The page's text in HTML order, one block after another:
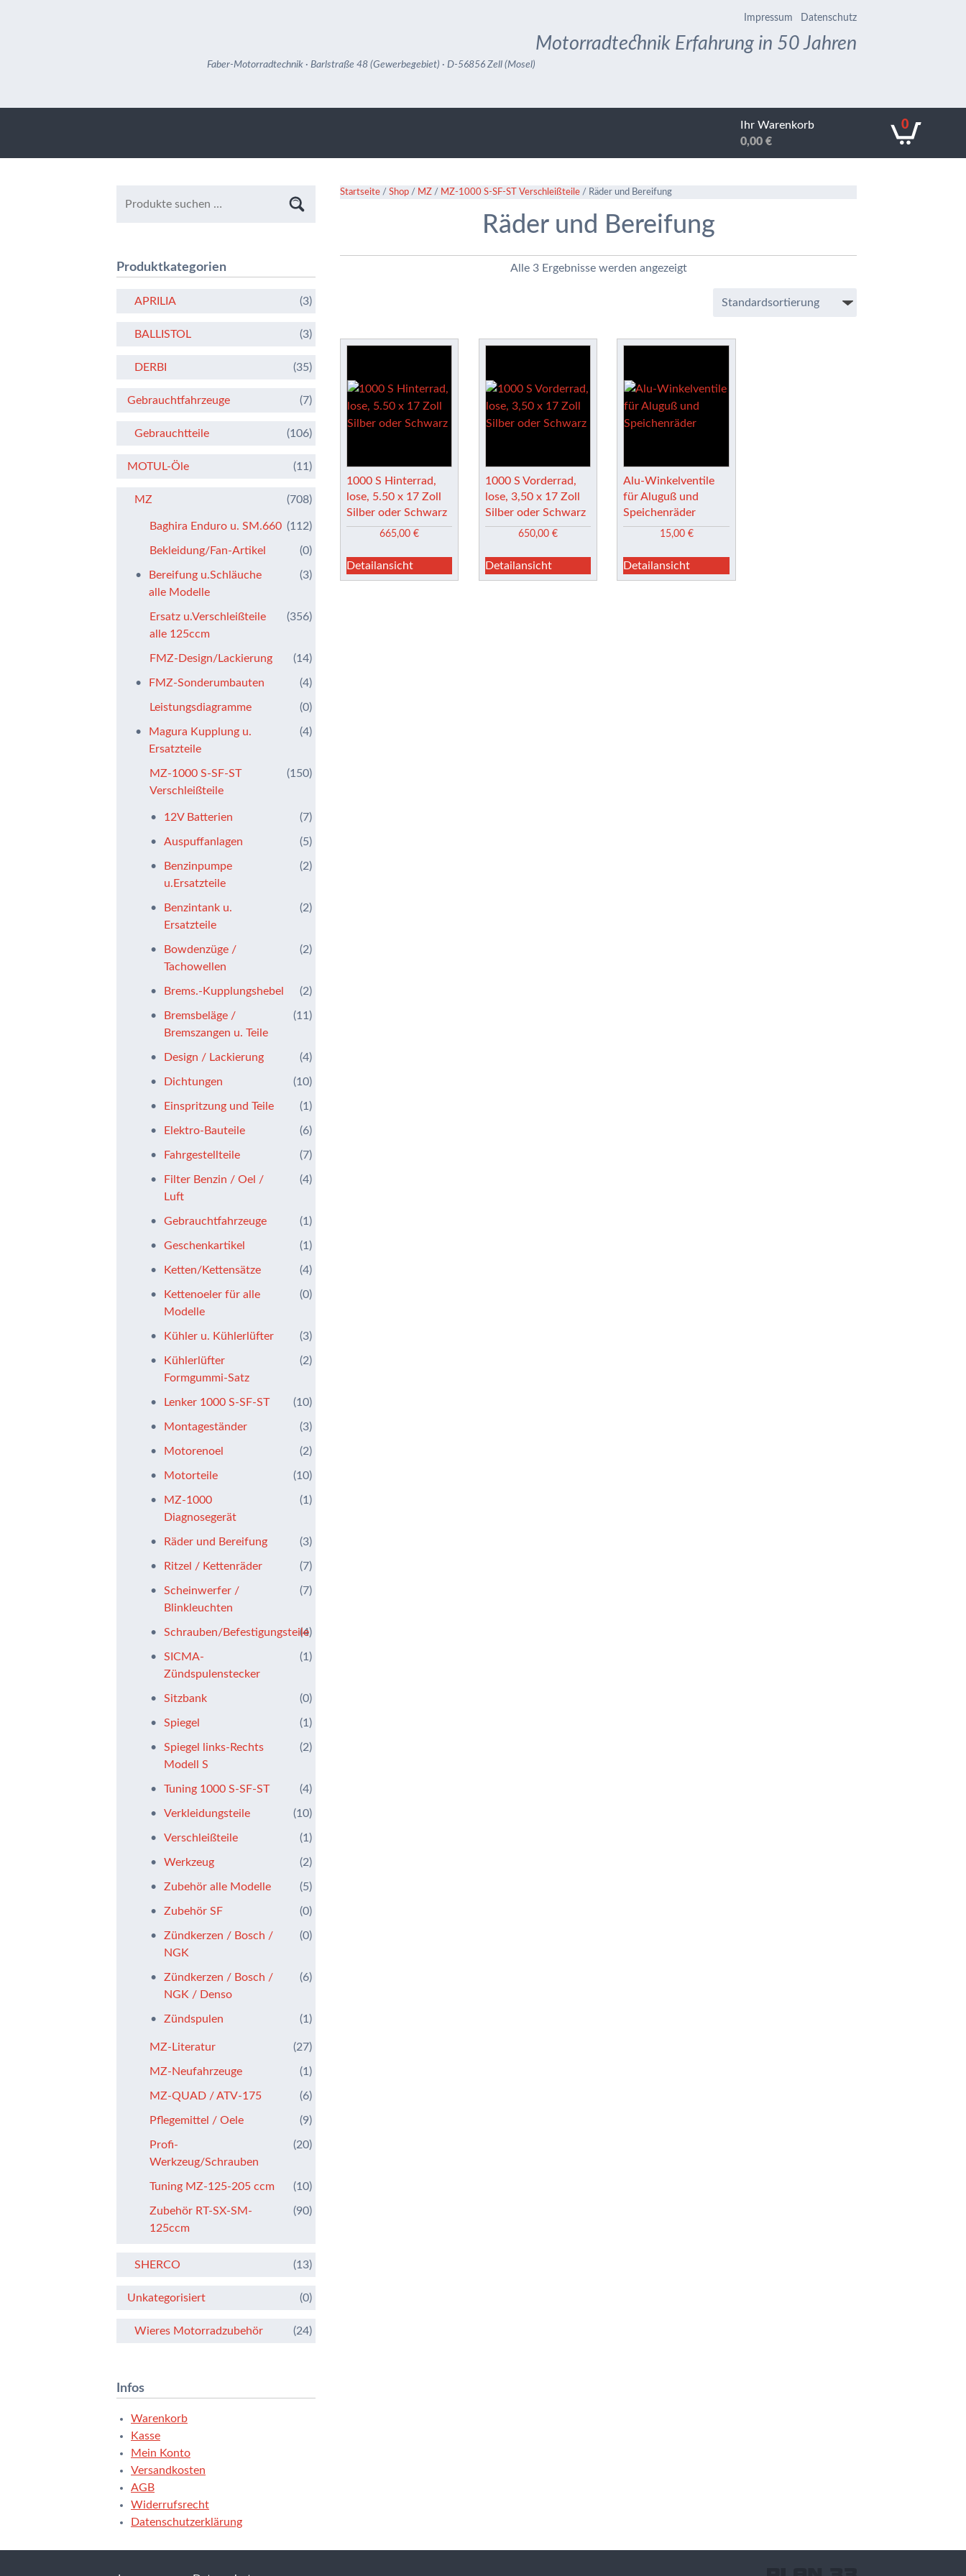
Impressum Datenschutz
Motorradtechnik Erfahrung in 50 Jahren
Faber-Motorradtechnik · Barlstraße 48 (Gewerbegebiet) · D-56856 Zell (Mosel)
Ihr Warenkorb
0,00€
0
Startseite /Shop / MZ / MZ-1000 S-SF-ST Verschleißteile / Räder und Bereifung
Räder und Bereifung
Alle 3 Ergebnisse werden angezeigt
1000 S Hinterrad,
lose, 5.50 x 17 Zoll
Silber oder Schwarz
665,00€
Detailansicht
1000 S Vorderrad,
lose, 3,50 x 17 Zoll
Silber oder Schwarz
650,00 €
Detailansicht
Alu-Winkelventile
für Aluguß und
Speichenräder
15,00 €
Detailansicht
Produktkategorien
APRILIA (3)
BALLISTOL (3)
DERBI (35)
Gebrauchtfahrzeuge (7)
Gebrauchtteile (106)
MOTUL-Öle (11)
MZ (708)
Baghira Enduro u. SM.660 (112)
Bekleidung/Fan-Artikel (0)
Bereifung u.Schläuche
alle Modelle
(3)
Ersatz u.Verschleißteile
alle 125ccm
(356)
FMZ-Design/Lackierung (14)
FMZ-Sonderumbauten (4)
Leistungsdiagramme (0)
Magura Kupplung u.
Ersatzteile
(4)
MZ-1000 S-SF-ST
Verschleißteile
(150)
12V Batterien (7)
Auspuffanlagen (5)
Benzinpumpe
u.Ersatzteile
(2)
Benzintank u.
Ersatzteile
(2)
Bowdenzüge /
Tachowellen
(2)
Brems.-Kupplungshebel (2)
Bremsbeläge /
Bremszangen u. Teile
(11)
Design / Lackierung (4)
Dichtungen (10)
Einspritzung und Teile (1)
Elektro-Bauteile (6)
Fahrgestellteile (7)
Filter Benzin / Oel /
Luft
(4)
Gebrauchtfahrzeuge (1)
Geschenkartikel (1)
Ketten/Kettensätze (4)
Kettenoeler für alle
Modelle
(0)
Kühler u. Kühlerlüfter (3)
Kühlerlüfter
Formgummi-Satz
(2)
Lenker 1000 S-SF-ST (10)
Montageständer (3)
Motorenoel (2)
Motorteile (10)
MZ-1000
Diagnosegerät
(1)
Räder und Bereifung (3)
Ritzel / Kettenräder (7)
Scheinwerfer /
Blinkleuchten
(7)
Schrauben/Befestigungsteile
(4)
SICMA-
Zündspulenstecker
(1)
Sitzbank (0)
Spiegel (1)
Spiegel links-Rechts
Modell S
(2)
Tuning 1000 S-SF-ST (4)
Verkleidungsteile (10)
Verschleißteile (1)
Werkzeug (2)
Zubehör alle Modelle (5)
Zubehör SF (0)
Zündkerzen / Bosch /
NGK
(0)
Zündkerzen / Bosch /
NGK / Denso
(6)
Zündspulen (1)
MZ-Literatur (27)
MZ-Neufahrzeuge (1)
MZ-QUAD / ATV-175 (6)
Pflegemittel / Oele (9)
Profi-
Werkzeug/Schrauben
(20)
Tuning MZ-125-205 ccm (10)
Zubehör RT-SX-SM-
125ccm
(90)
SHERCO (13)
Unkategorisiert (0)
Wieres Motorradzubehör (24)
Infos
Warenkorb
Kasse
Mein Konto
Versandkosten
AGB
Widerrufsrecht
Datenschutzerklärung